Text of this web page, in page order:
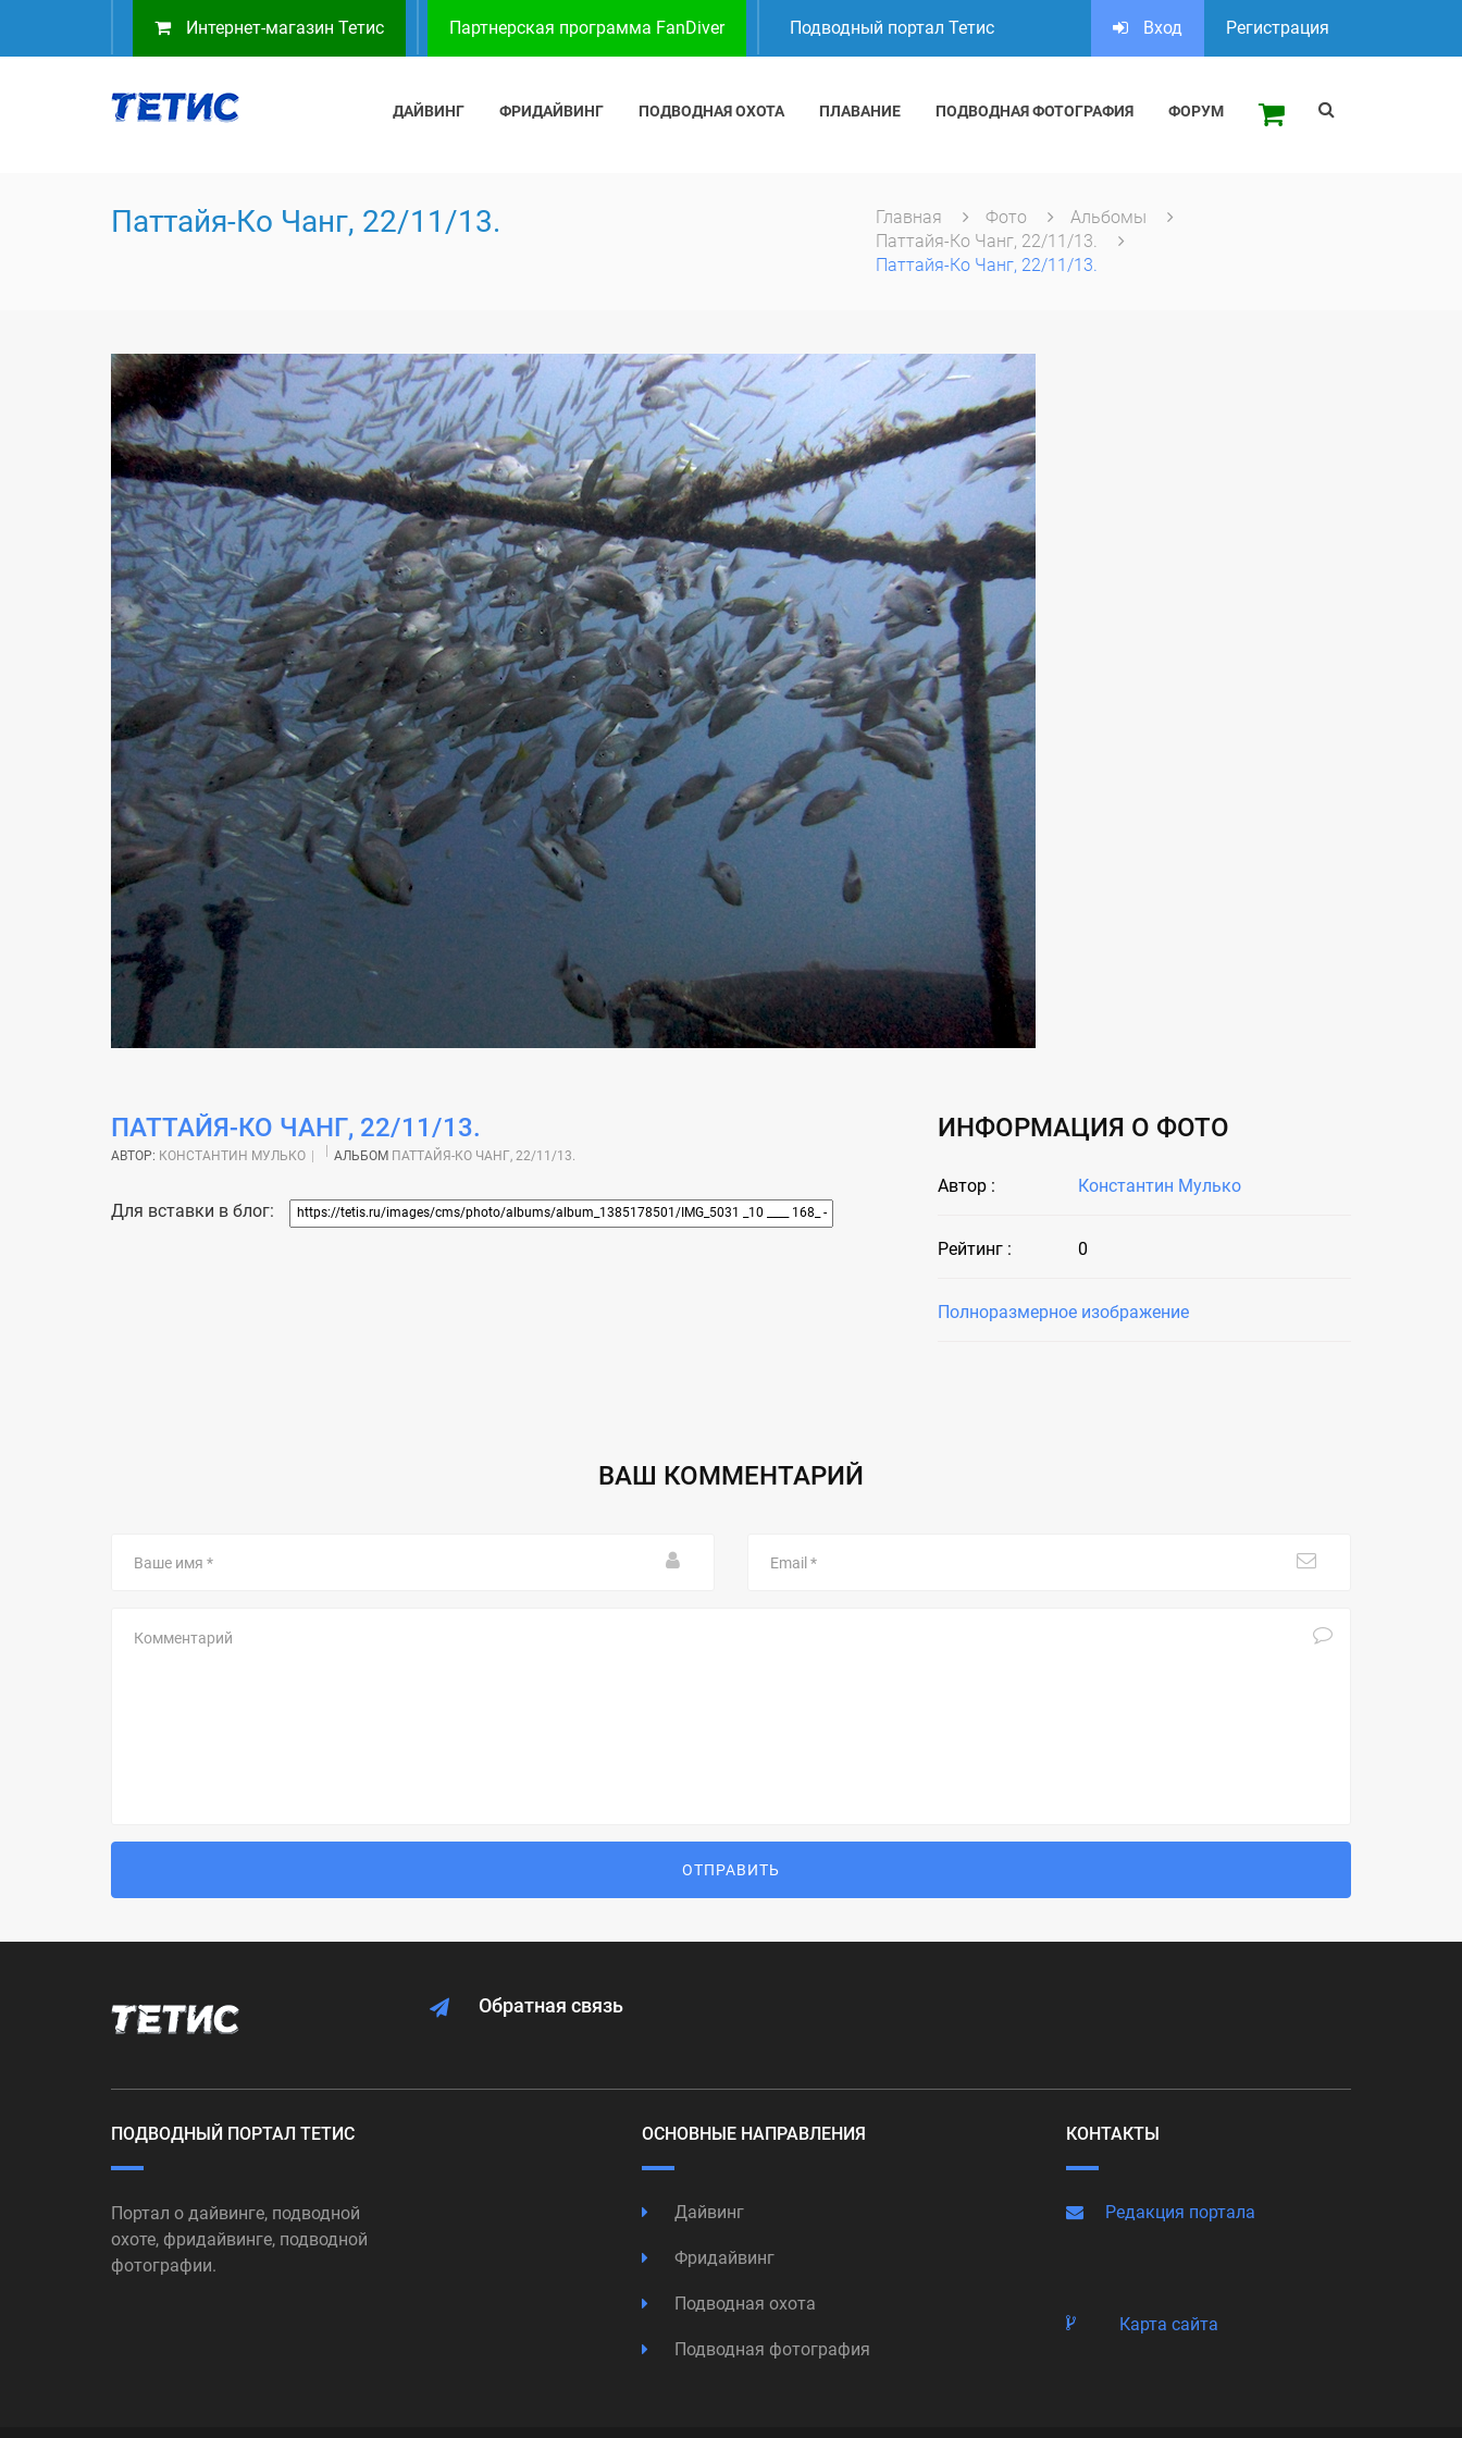
Интернет-магазин Тетис Партнерская программа FanDiver Подводный портал Тетис Вход Регистрация
ДАЙВИНГ ФРИДАЙВИНГ ПОДВОДНАЯ ОХОТА ПЛАВАНИЕ ПОДВОДНАЯ ФОТОГРАФИЯ ФОРУМ
Паттайя-Ко Чанг, 22/11/13. Главная Фото
Альбомы
Паттайя-Ко Чанг, 22/11/13.
Паттайя-Ко Чанг, 22/11/13.
ПАТТАЙЯ-КО ЧАНГ, 22/11/13.
АВТОР: КОНСТАНТИН МУЛЬКО АЛЬБОМ ПАТТАЙЯ-КО ЧАНГ, 22/11/13.
Для вставки в блог:
ИНФОРМАЦИЯ О ФОТО
Автор : Константин Мулько
Рейтинг : 0
Полноразмерное изображение
ВАШ КОММЕНТАРИЙ
имя
ОТПРАВИТЬ
Обратная связь
ПОДВОДНЫЙ ПОРТАЛ ТЕТИС
Портал о дайвинге, подводной
охоте, фридайвинге, подводной
фотографии.
ОСНОВНЫЕ НАПРАВЛЕНИЯ
Дайвинг
Фридайвинг
Подводная охота
Подводная фотография
КОНТАКТЫ
Редакция портала
Карта сайта